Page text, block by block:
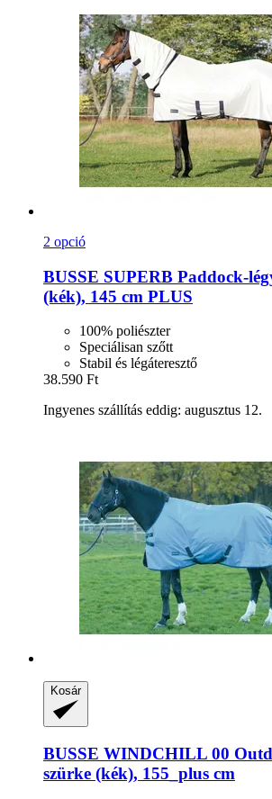
2 opció
BUSSE SUPERB Paddock-​
(kék), 145 cm PLUS
100% poliészter
Speciálisan szőtt
Stabil és légáteresztő
38.590 Ft
Ingyenes szállítás eddig: augusztus 12.
Kosár
BUSSE WINDCHILL 00
szürke (kék), 155_plus cm